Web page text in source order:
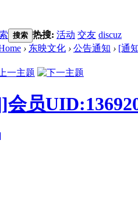
搜索 热搜: 活动 交友 discuz
› 东映文化 › 公告通知 › [通
会员